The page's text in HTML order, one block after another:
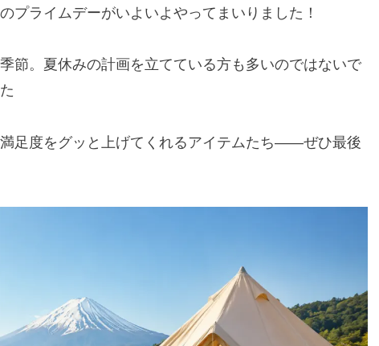
プライムデーがいよいよやってまいりました！
節。夏休みの計画を立てている方も多いのではないで
足度をグッと上げてくれるアイテムたち——ぜひ最後